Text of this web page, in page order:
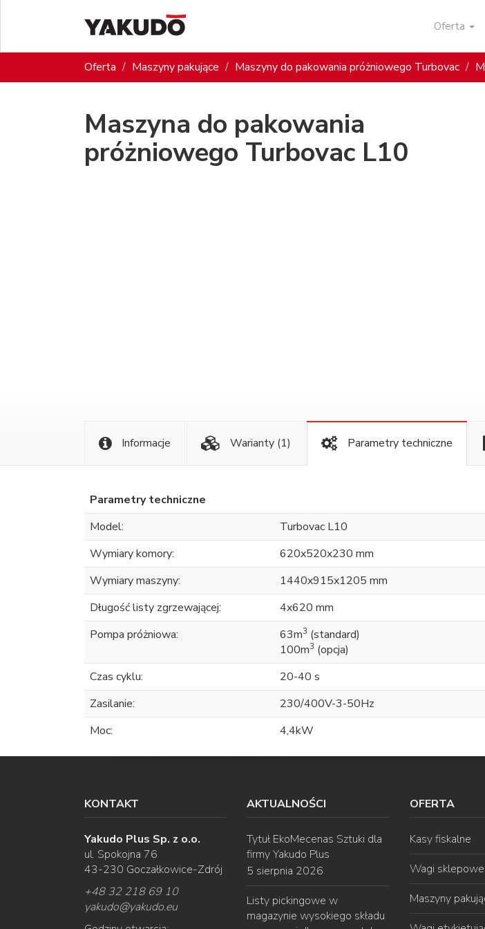
Oferta
Oferta Maszyny pakujące Maszyny do pakowania próżniowego Turbovac
Maszyna do pakowania
próżniowego Turbovac L10
Informacje Warianty (1) Parametry techniczne
Parametry techniczne
Model:
Turbovac L10
Wymiary komory:
620x520x230 mm
Wymiary maszyny:
1440x915x1205 mm
Długość listy zgrzewającej:
4x620 mm
Pompa próżniowa:
63m3 (standard)
100m3 (opcja)
Czas cyklu:
20-40 s
Zasilanie:
230/400V-3-50Hz
Moc:
4,4kW
KONTAKT
Yakudo Plus Sp. z o.o.
ul. Spokojna 76
43-230 Goczałkowice-Zdrój
+48 32 218 69 10
yakudo@yakudo.eu
AKTUALNOŚCI
Tytuł EkoMecenas Sztuki dla
firmy Yakudo Plus
5 sierpnia 2026
Listy pickingowe w
magazynie wysokiego składu
OFERTA
Kasy fiskalne
Wagi sklepowe
Maszyny